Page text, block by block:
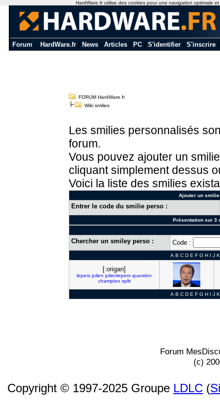
Forum HardWare.fr News Articles PC S'identifier S'inscrire
FORUM HardWare.fr
Wiki smilies
Les smilies personnalisés
forum.
Vous pouvez ajouter un
cliquant simplement dessus
Voici la liste des smilies
Ajouter un
Entrer le code du smilie perso :
Présentation sur 3
Chercher un smiley perso : Code :
A B C D E F G H I J K
[:origan]
lepers julien julienlepers question
champion split
A B C D E F G H I J K
Forum
(c)
Copyright © 1997-2025 Groupe LDLC (
HardWare.fr utilise des cookies pour une navigation optimale